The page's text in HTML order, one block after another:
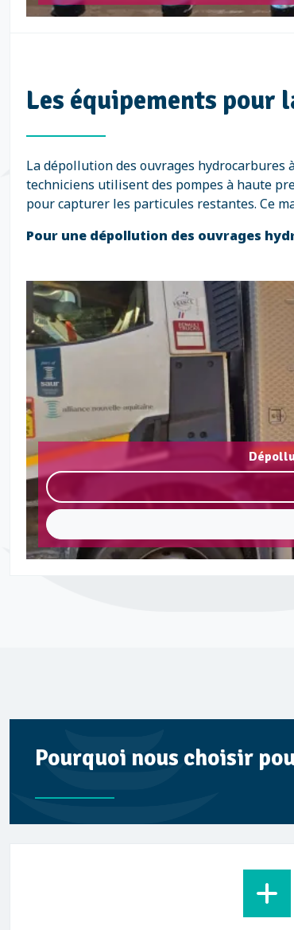
Les équipements pour
La dépollution des ouvrages
techniciens utilisent des pompes à haute
pour capturer les particules restantes. Ce
Pour une dépollution des ouvrages
Pourquoi nous choisir